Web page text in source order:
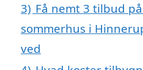
3) Få nemt 3 tilbud
sommerhus i
ved